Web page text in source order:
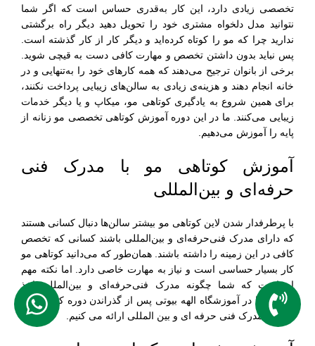
تخصصی زیادی دارد‌، این کار به‌قدری حساس است که اگر شما
نتوانید مدل دلخواه مشتری خود را تحویل دهید دیگر راه برگشتی
ندارید چرا که مو را کوتاه کرده‌اید و دیگر کار از کار گذشته است‌.
پس نباید بدون داشتن تخصص و مهارت کافی دست به قیچی شوید‌.
برخی از بانوان ترجیح می‌دهند که همه کار‌های خود را به‌تنهایی و در
خانه انجام دهند و هزینه‌ی زیادی به سالن‌های زیبایی پرداخت نکنند‌،
برای همین شروع به یادگیری کوتاهی مو‌، میکاپ و یا دیگر خدمات
زیبایی می‌کنند‌. ما در این دوره آموزش کوتاهی تخصصی مو زنانه از
پایه را آموزش می‌دهیم‌.
آموزش کوتاهی مو با مدرک فنی
حرفه‌ای و بین‌المللی
با پرطرفدار شدن لاین کوتاهی مو بیشتر سالن‌ها دنبال کسانی هستند
که دارای مدرک‌ فنی‌حرفه‌ای و بین‌المللی باشند کسانی که تخصص
کافی در این زمینه را داشته باشند‌. همان‌طور که می‌دانید کوتاهی مو
کار بسیار حساسی است و نیاز به مهارت خاصی دارد‌. اما نکته مهم
اینجاست که شما چگونه مدرک فنی‌حرفه‌ای و بین‌المللی اخذ
نمایید؟ ما در آموزشگاه الهه بیوتی پس از گذراندن دوره کوتاهی مو
به شما مدرک فنی حرفه ای و بین المللی ارائه می کنیم.